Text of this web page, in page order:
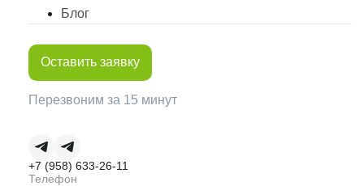
Блог
Оставить заявку
Перезвоним за 15 минут
+7 (958) 633-26-11
Телефон